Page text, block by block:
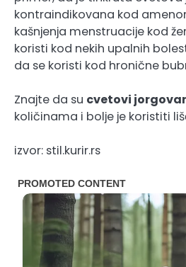
kontraindikovana kod
kašnjenja menstruacije kod
koristi kod nekih upalnih
da se koristi kod hronične
Znajte da su cvetovi
količinama i bolje je koristiti
izvor: stil.kurir.rs